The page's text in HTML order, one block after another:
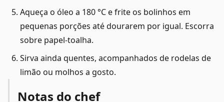
Aqueça o óleo a 180 °C e frite os bolinhos em
pequenas porções até dourarem por igual. Escorra
sobre papel-toalha.
Sirva ainda quentes, acompanhados de rodelas de
limão ou molhos a gosto.
Notas do chef